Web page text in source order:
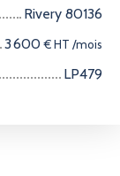
Rivery 80136
3 600€ HT /mois
LP479